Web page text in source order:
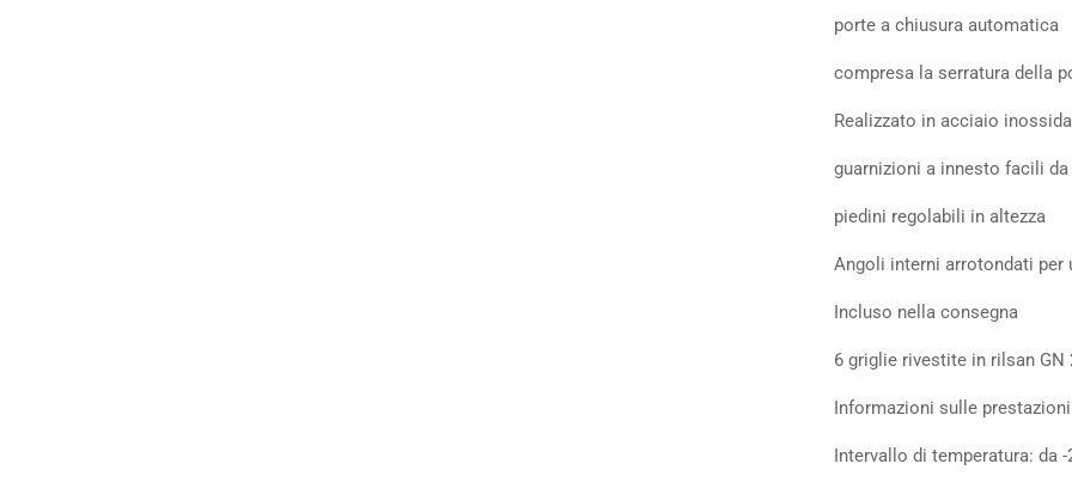
porte a chiusura automatica
compresa la serratura della
Realizzato in acciaio
guarnizioni a innesto facili
piedini regolabili in altezza
Angoli interni arrotondati per
Incluso nella consegna
6 griglie rivestite in rilsan GN
Informazioni sulle
Intervallo di temperatura: da -